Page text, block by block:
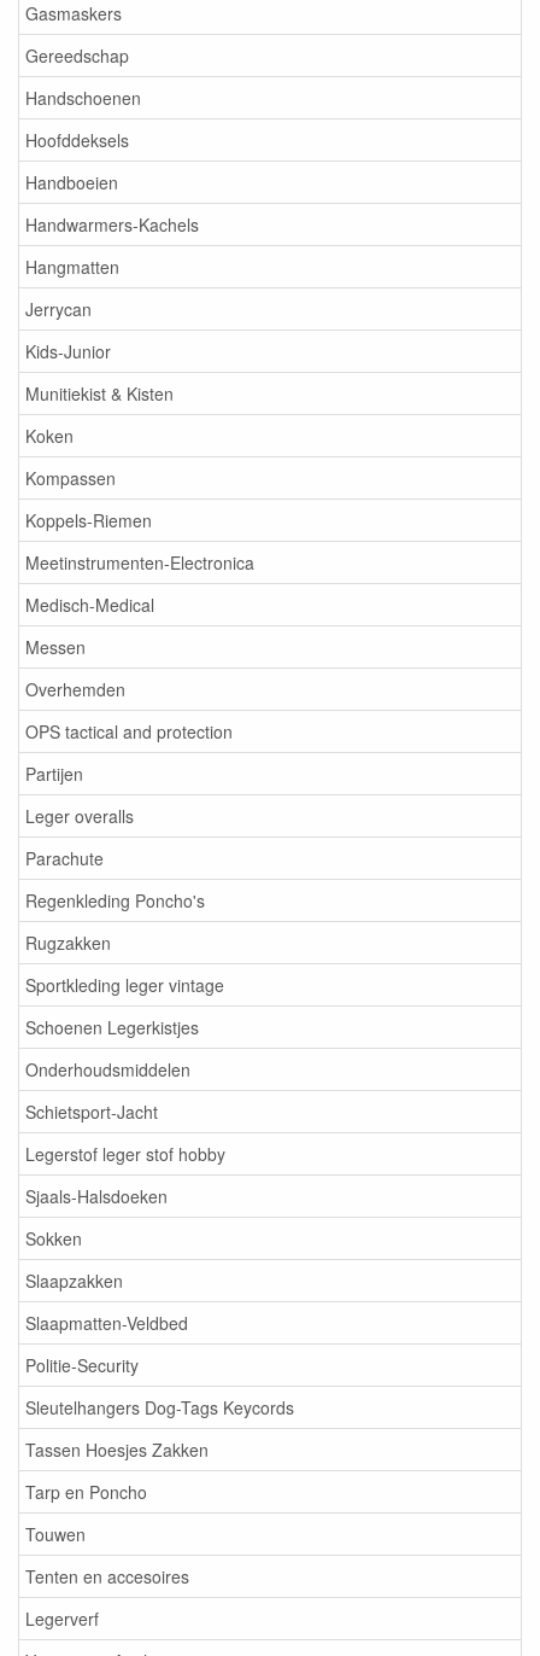
Gasmaskers
Gereedschap
Handschoenen
Hoofddeksels
Handboeien
Handwarmers-Kachels
Hangmatten
Jerrycan
Kids-Junior
Munitiekist & Kisten
Koken
Kompassen
Koppels-Riemen
Meetinstrumenten-Electronica
Medisch-Medical
Messen
Overhemden
OPS tactical and protection
Partijen
Leger overalls
Parachute
Regenkleding Poncho's
Rugzakken
Sportkleding leger vintage
Schoenen Legerkistjes
Onderhoudsmiddelen
Schietsport-Jacht
Legerstof leger stof hobby
Sjaals-Halsdoeken
Sokken
Slaapzakken
Slaapmatten-Veldbed
Politie-Security
Sleutelhangers Dog-Tags Keycords
Tassen Hoesjes Zakken
Tarp en Poncho
Touwen
Tenten en accesoires
Legerverf